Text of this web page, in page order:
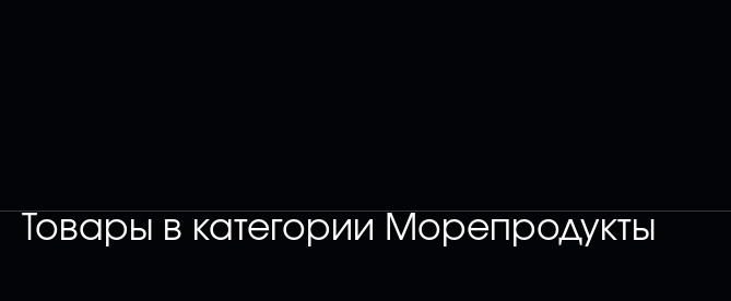
Товары в категории Морепродукты